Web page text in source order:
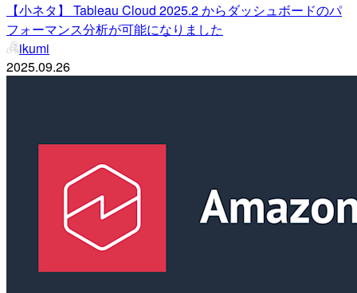
【小ネタ】 Tableau Cloud 2025.2 からダッシュボードのパ
フォーマンス分析が可能になりました
ikumi
2025.09.26